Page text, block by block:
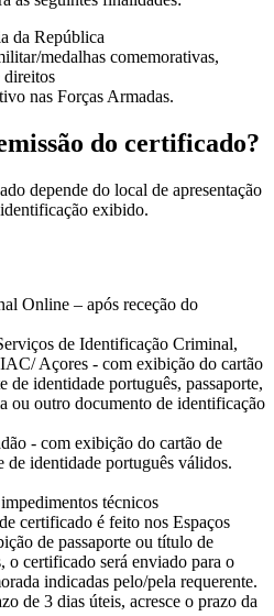
da República
medalhas comemorativas,
direitos
nas Forças Armadas.
do certificado?
depende do local de apresentação
exibido.
Online – após receção do
de Identificação Criminal,
Açores - com exibição do cartão
de identidade português, passaporte,
ou outro documento de identificação
- com exibição do cartão de
de identidade português válidos.
técnicos
certificado é feito nos Espaços
de passaporte ou título de
o certificado será enviado para o
indicadas pelo/pela requerente.
de 3 dias úteis, acresce o prazo da